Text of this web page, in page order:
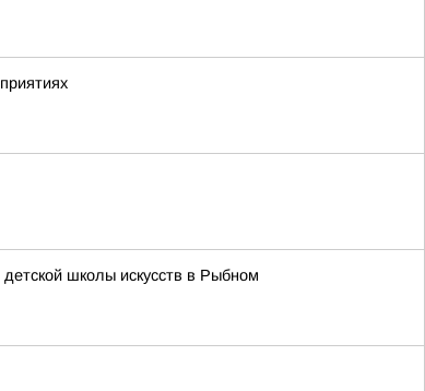
школы искусств в Рыбном